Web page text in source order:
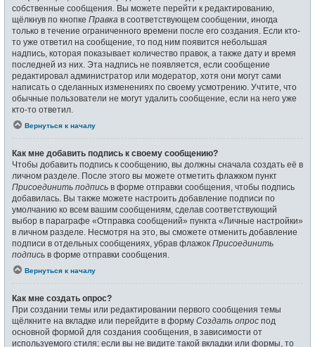
собственные сообщения. Вы можете перейти к редактированию,
щёлкнув по кнопке Правка в соответствующем сообщении, иногда
только в течение ограниченного времени после его создания. Если кто-
то уже ответил на сообщение, то под ним появится небольшая
надпись, которая показывает количество правок, а также дату и время
последней из них. Эта надпись не появляется, если сообщение
редактировал администратор или модератор, хотя они могут сами
написать о сделанных изменениях по своему усмотрению. Учтите, что
обычные пользователи не могут удалить сообщение, если на него уже
кто-то ответил.
Вернуться к началу
Как мне добавить подпись к своему сообщению?
Чтобы добавить подпись к сообщению, вы должны сначала создать её в
личном разделе. После этого вы можете отметить флажком пункт
Присоединить подпись в форме отправки сообщения, чтобы подпись
добавилась. Вы также можете настроить добавление подписи по
умолчанию ко всем вашим сообщениям, сделав соответствующий
выбор в параграфе «Отправка сообщений» пункта «Личные настройки»
в личном разделе. Несмотря на это, вы сможете отменить добавление
подписи в отдельных сообщениях, убрав флажок Присоединить
подпись в форме отправки сообщения.
Вернуться к началу
Как мне создать опрос?
При создании темы или редактировании первого сообщения темы
щёлкните на вкладке или перейдите в форму Создать опрос под
основной формой для создания сообщения, в зависимости от
используемого стиля; если вы не видите такой вкладки или формы, то